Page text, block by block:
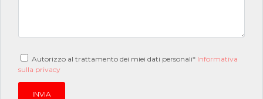
Autorizzo al trattamento dei miei dati personali* Informativa
sulla privacy